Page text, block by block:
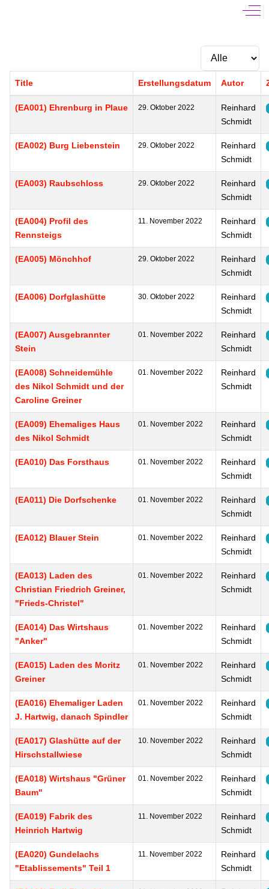
Off-
Anzeige #
Title Erstellungsdatum Autor
(EA001) Ehrenburg in Plaue 29. Oktober 2022
Reinhard
Schmidt
(EA002) Burg Liebenstein 29. Oktober 2022
Reinhard
Schmidt
(EA003) Raubschloss 29. Oktober 2022
Reinhard
Schmidt
(EA004) Profil des
Rennsteigs
11. November 2022
Reinhard
Schmidt
(EA005) Mönchhof 29. Oktober 2022
Reinhard
Schmidt
(EA006) Dorfglashütte 30. Oktober 2022
Reinhard
Schmidt
(EA007) Ausgebrannter
Stein
01. November 2022
Reinhard
Schmidt
(EA008) Schneidemühle
des Nikol Schmidt und der
Caroline Greiner
01. November 2022
Reinhard
Schmidt
(EA009) Ehemaliges Haus
des Nikol Schmidt
01. November 2022
Reinhard
Schmidt
(EA010) Das Forsthaus 01. November 2022
Reinhard
Schmidt
(EA011) Die Dorfschenke 01. November 2022
Reinhard
Schmidt
(EA012) Blauer Stein 01. November 2022
Reinhard
Schmidt
(EA013) Laden des
Christian Friedrich Greiner,
"Frieds-Christel"
01. November 2022
Reinhard
Schmidt
(EA014) Das Wirtshaus
"Anker"
01. November 2022
Reinhard
Schmidt
(EA015) Laden des Moritz
Greiner
01. November 2022
Reinhard
Schmidt
(EA016) Ehemaliger Laden
J. Hartwig, danach Spindler
01. November 2022
Reinhard
Schmidt
(EA017) Glashütte auf der
Hirschstallwiese
10. November 2022
Reinhard
Schmidt
(EA018) Wirtshaus "Grüner
Baum"
01. November 2022
Reinhard
Schmidt
(EA019) Fabrik des
Heinrich Hartwig
11. November 2022
Reinhard
Schmidt
(EA020) Gundelachs
"Etablissements" Teil 1
11. November 2022
Reinhard
Schmidt